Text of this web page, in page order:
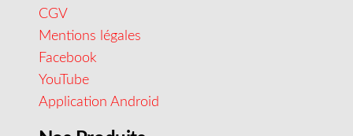
CGV
Mentions légales
Facebook
YouTube
Application Android